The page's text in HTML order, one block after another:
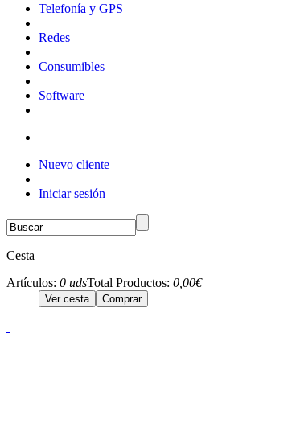
Telefonía y GPS
Redes
Consumibles
Software
Nuevo cliente
Iniciar sesión
Cesta
Artículos: 0 udsTotal Productos: 0,00€